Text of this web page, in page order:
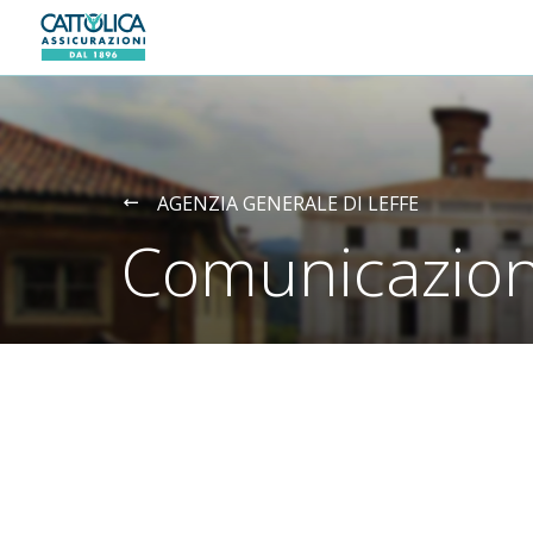
Generali logo
AGENZIA GENERALE DI LEFFE